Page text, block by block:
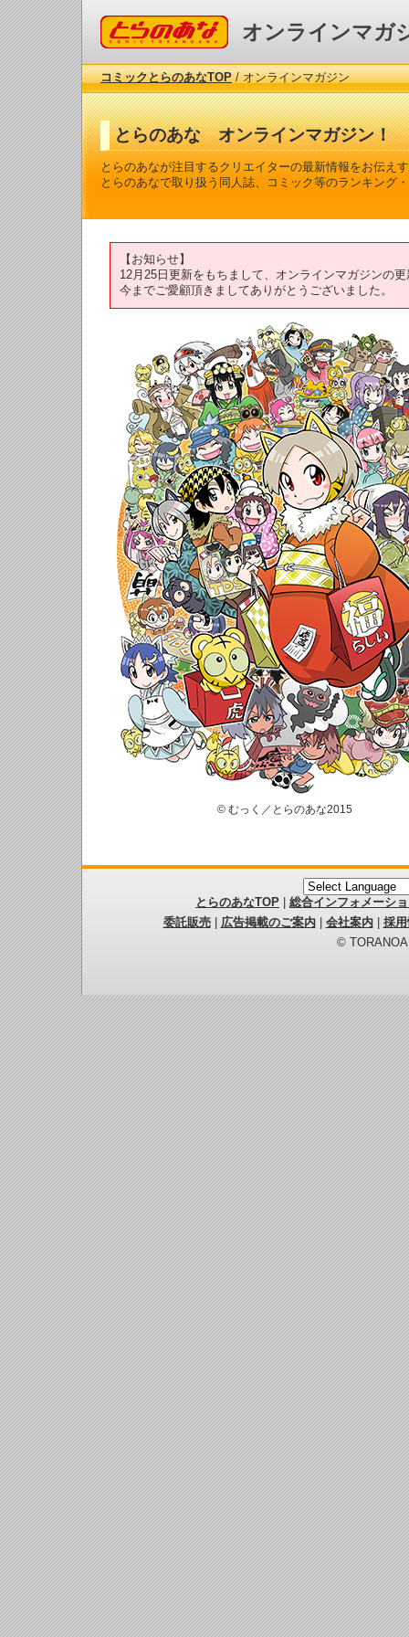
コミックとらのあな オンラインマガ
コミックとらのあなTOP/ オンラインマガジン
とらのあな オンラインマガジン！
とらのあなが注目するクリエイターの最新情報をお伝え
とらのあなで取り扱う同人誌、コミック等のランキング
【お知らせ】
12月25日更新をもちまして、オンラインマガジンの
今までご愛顧頂きましてありがとうございました。
© むっく／とらのあな2015
とらのあなTOP
総合インフォメーシ
委託販売| 広告掲載のご案内| 会社案内| 採
©